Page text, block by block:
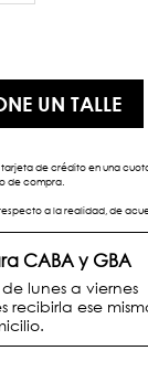
UN TALLE
de crédito en una
de compra.
a la realidad, de
CABA y GBA
lunes a viernes
recibirla ese